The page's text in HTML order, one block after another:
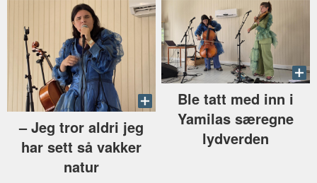
–⁠ Jeg tror aldri jeg
har sett så vakker
natur
Ble tatt med inn i
Yamilas særegne
lydverden